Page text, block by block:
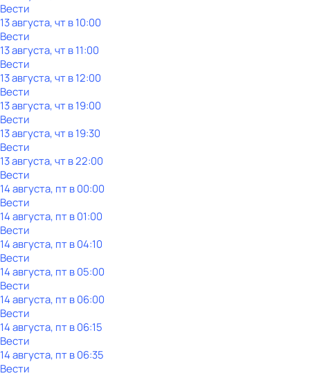
Вести
13 августа, чт в 10:00
Вести
13 августа, чт в 11:00
Вести
13 августа, чт в 12:00
Вести
13 августа, чт в 19:00
Вести
13 августа, чт в 19:30
Вести
13 августа, чт в 22:00
Вести
14 августа, пт в 00:00
Вести
14 августа, пт в 01:00
Вести
14 августа, пт в 04:10
Вести
14 августа, пт в 05:00
Вести
14 августа, пт в 06:00
Вести
14 августа, пт в 06:15
Вести
14 августа, пт в 06:35
Вести